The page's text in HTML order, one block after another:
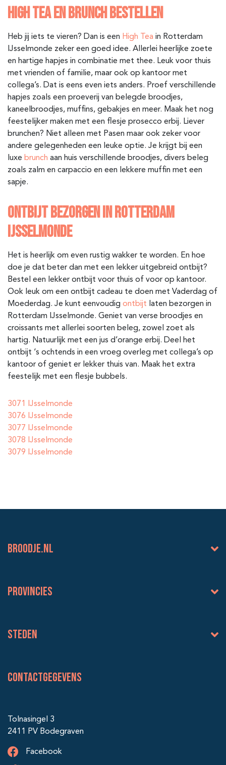
HIGH TEA EN BRUNCH BESTELLEN
Heb jij iets te vieren? Dan is een High Tea in Rotterdam
IJsselmonde zeker een goed idee. Allerlei heerlijke zoete
en hartige hapjes in combinatie met thee. Leuk voor thuis
met vrienden of familie, maar ook op kantoor met
collega’s. Dat is eens even iets anders. Proef verschillende
hapjes zoals een proeverij van belegde broodjes,
kaneelbroodjes, muffins, gebakjes en meer. Maak het nog
feestelijker maken met een flesje prosecco erbij. Liever
brunchen? Niet alleen met Pasen maar ook zeker voor
andere gelegenheden een leuke optie. Je krijgt bij een
luxe brunch aan huis verschillende broodjes, divers beleg
zoals zalm en carpaccio en een lekkere muffin met een
sapje.
ONTBIJT BEZORGEN IN ROTTERDAM
IJSSELMONDE
Het is heerlijk om even rustig wakker te worden. En hoe
doe je dat beter dan met een lekker uitgebreid ontbijt?
Bestel een lekker ontbijt voor thuis of voor op kantoor.
Ook leuk om een ontbijt cadeau te doen met Vaderdag of
Moederdag. Je kunt eenvoudig ontbijt laten bezorgen in
Rotterdam IJsselmonde. Geniet van verse broodjes en
croissants met allerlei soorten beleg, zowel zoet als
hartig. Natuurlijk met een jus d’orange erbij. Deel het
ontbijt ‘s ochtends in een vroeg overleg met collega’s op
kantoor of geniet er lekker thuis van. Maak het extra
feestelijk met een flesje bubbels.
3071 IJsselmonde
3076 IJsselmonde
3077 IJsselmonde
3078 IJsselmonde
3079 IJsselmonde
BROODJE.NL
Provincies
Steden
Contactgegevens
Tolnasingel 3
2411 PV Bodegraven
Facebook